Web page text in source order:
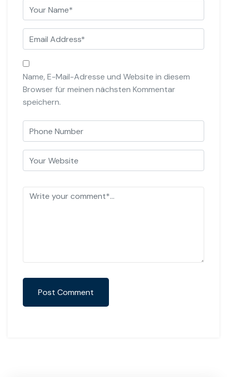
Name, E-Mail-Adresse und Website in diesem
Browser für meinen nächsten Kommentar
speichern.
Post Comment